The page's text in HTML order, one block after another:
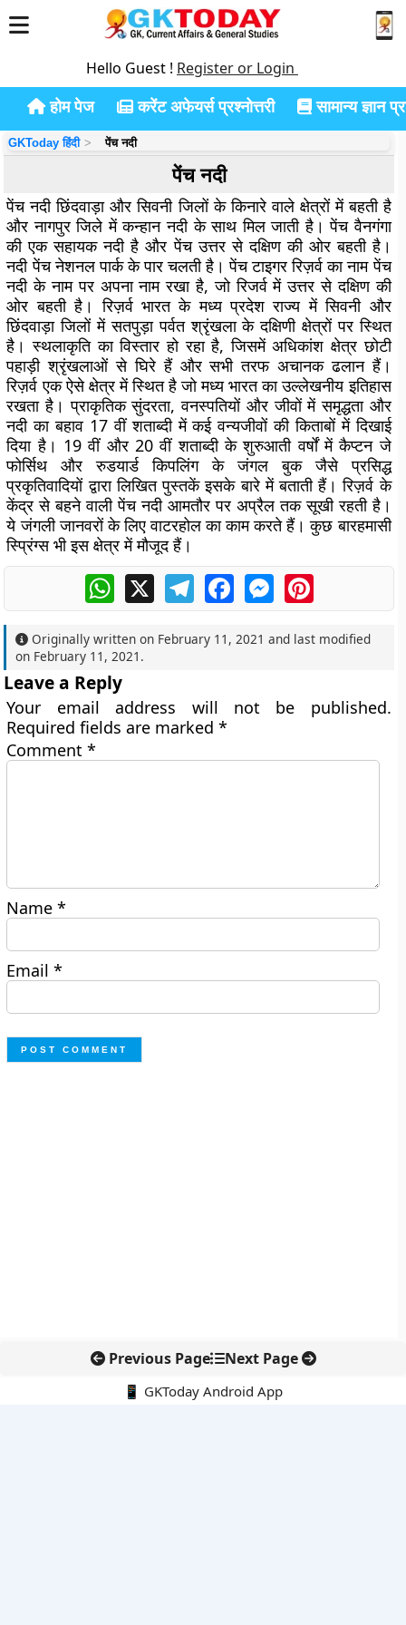
Hello Guest ! Register or Login
होम पेज करेंट अफेयर्स प्रश्नोत्तरी सामान्य ज्ञान
GKToday हिंदी पेंच नदी
पेंच नदी
पेंच नदी छिंदवाड़ा और सिवनी जिलों के किनारे वाले क्षेत्रों में बहती है
और नागपुर जिले में कन्हान नदी के साथ मिल जाती है। पेंच वैनगंगा
की एक सहायक नदी है और पेंच उत्तर से दक्षिण की ओर बहती है।
नदी पेंच नेशनल पार्क के पार चलती है। पेंच टाइगर रिज़र्व का नाम पेंच
नदी के नाम पर अपना नाम रखा है, जो रिजर्व में उत्तर से दक्षिण की
ओर बहती है। रिज़र्व भारत के मध्य प्रदेश राज्य में सिवनी और
छिंदवाड़ा जिलों में सतपुड़ा पर्वत श्रृंखला के दक्षिणी क्षेत्रों पर स्थित
है। स्थलाकृति का विस्तार हो रहा है, जिसमें अधिकांश क्षेत्र छोटी
पहाड़ी श्रृंखलाओं से घिरे हैं और सभी तरफ अचानक ढलान हैं।
रिज़र्व एक ऐसे क्षेत्र में स्थित है जो मध्य भारत का उल्लेखनीय इतिहास
रखता है। प्राकृतिक सुंदरता, वनस्पतियों और जीवों में समृद्धता और
नदी का बहाव 17 वीं शताब्दी में कई वन्यजीवों की किताबों में दिखाई
दिया है। 19 वीं और 20 वीं शताब्दी के शुरुआती वर्षों में कैप्टन जे
फोर्सिथ और रुडयार्ड किपलिंग के जंगल बुक जैसे प्रसिद्ध
प्रकृतिवादियों द्वारा लिखित पुस्तकें इसके बारे में बताती हैं। रिज़र्व के
केंद्र से बहने वाली पेंच नदी आमतौर पर अप्रैल तक सूखी रहती है।
ये जंगली जानवरों के लिए वाटरहोल का काम करते हैं। कुछ बारहमासी
स्प्रिंग्स भी इस क्षेत्र में मौजूद हैं।
WhatsApp
X TelegramFacebookMessengerPinterest
Originally written on February 11, 2021 and last modified
on February 11, 2021 .
Leave a Reply
Your email address will not be published.
Required fields are marked*
Comment*
Name*
Email*
Previous Page Next Page
📱 GKToday Android App